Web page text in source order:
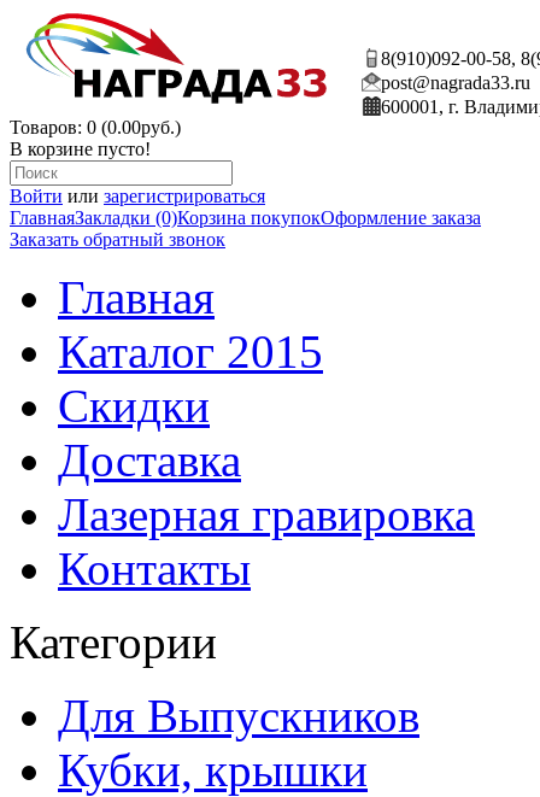
8(910)092-00-58,
post@nagrada33.ru
600001, г.
Товаров: 0 (0.00руб.)
В корзине пусто!
Войти или зарегистрироваться
ГлавнаяЗакладки (0)Корзина покупокОформление заказа
Заказать обратный звонок
Главная
Каталог 2015
Скидки
Доставка
Лазерная гравировка
Контакты
Категории
Для Выпускников
Кубки, крышки